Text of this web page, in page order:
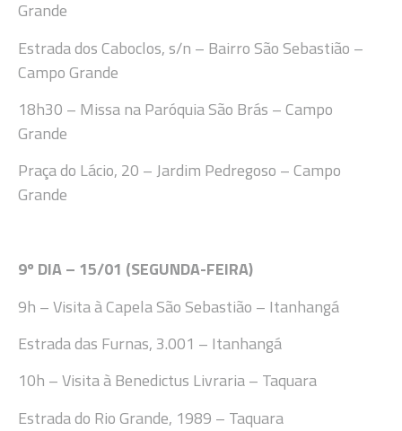
Grande
Estrada dos Caboclos, s/n – Bairro São Sebastião –
Campo Grande
18h30 – Missana ParóquiaSão Brás – Campo
Grande
Praça do Lácio, 20 – Jardim Pedregoso – Campo
Grande
9º DIA – 15/01 (SEGUNDA-FEIRA)
9h – Visita à Capela São Sebastião – Itanhangá
Estrada das Furnas, 3.001 – Itanhangá
10h – Visita à Benedictus Livraria – Taquara
Estrada do Rio Grande, 1989 – Taquara